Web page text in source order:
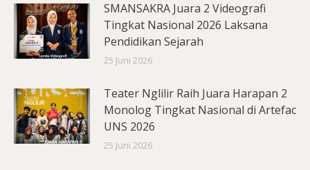
SMANSAKRA Juara 2 Videografi
Tingkat Nasional 2026 Laksana
Pendidikan Sejarah
25 Juni 2026
Teater Nglilir Raih Juara Harapan 2
Monolog Tingkat Nasional di Artefac
UNS 2026
25 Juni 2026